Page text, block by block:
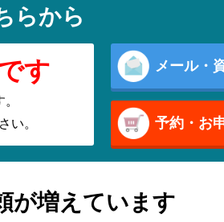
らから
す
い。
メール・
予約・お
が増えています